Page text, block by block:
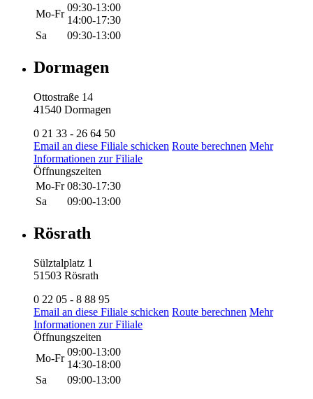
Mo-Fr
09:30-13:00
14:00-17:30
Sa
09:30-13:00
Dormagen
Ottostraße 14
41540 Dormagen
0 21 33 - 26 64 50
Email an diese Filiale schicken Route berechnen Mehr
Informationen zur Filiale
Öffnungszeiten
Mo-Fr 08:30-17:30
Sa
09:00-13:00
Rösrath
Sülztalplatz 1
51503 Rösrath
0 22 05 - 8 88 95
Email an diese Filiale schicken Route berechnen Mehr
Informationen zur Filiale
Öffnungszeiten
Mo-Fr
09:00-13:00
14:30-18:00
Sa
09:00-13:00